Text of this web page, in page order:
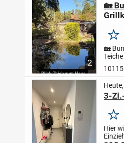
2
🏡
🏡
3-
Hier